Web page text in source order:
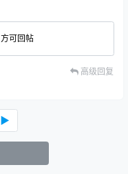
方可回帖
高级回复
▶